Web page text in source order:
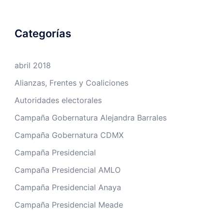
Categorías
abril 2018
Alianzas, Frentes y Coaliciones
Autoridades electorales
Campaña Gobernatura Alejandra Barrales
Campaña Gobernatura CDMX
Campaña Presidencial
Campaña Presidencial AMLO
Campaña Presidencial Anaya
Campaña Presidencial Meade